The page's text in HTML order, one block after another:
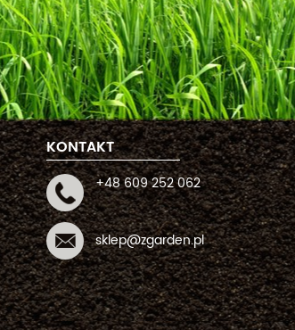
KONTAKT
+48 609 252 062
sklep@zgarden.pl